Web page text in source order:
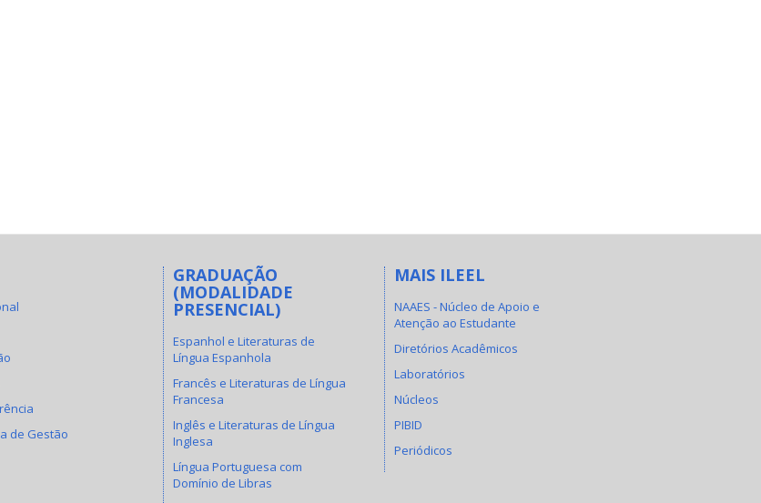
de Gestão
GRADUAÇÃO
(MODALIDADE
PRESENCIAL)
Espanhol e Literaturas de
Língua Espanhola
Francês e Literaturas de Língua
Francesa
Inglês e Literaturas de Língua
Inglesa
Língua Portuguesa com
Domínio de Libras
MAIS ILEEL
NAAES - Núcleo de Apoio e
Atenção ao Estudante
Diretórios Acadêmicos
Laboratórios
Núcleos
PIBID
Periódicos